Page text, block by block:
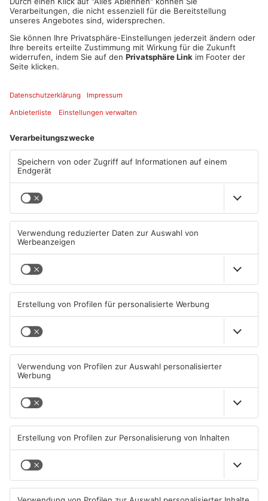
Doch ihre Suche bleibt nicht ungefährlich: Ein mysteriöser
Gegenspieler ist ihnen auf den Fersen und versucht, die
Wahrheit ans Licht zu bringen.
Am Ende steht die große Frage:
*Ist Anya wirklich Anastasia – oder nur eine sehr gute Illusion?
*
Das Musical verbindet historische Ereignisse mit Märchen,
Identität, Hoffnung und die Suche nach dem eigenen Platz in
Geheimtipp zu einer der größten Kulturattraktionen im
Landkreis entwickelt. Heute ist der engagierte Amateurverein
weit über die Region hinaus im gesamten deutschsprachigen
Zu den erfolgreichsten Produktionen zählen unter anderem
Artus – Excalibur, Das Phantom der Oper und Die drei
Musketiere, die das Publikum Jahr für Jahr begeistern.
Freuen Sie sich auf einen unvergesslichen Musicalabend in
einzigartiger Atmosphäre: In historischer Kulisse auf der
Clingenburg, hoch über den Dächern von Klingenberg am Main,
verschmelzen mitreißende Musik, beeindruckende
Erlebnis.
Datum und Uhrzeit
Do. 16. Juli 2026, 19:30 Uhr - Do. 16. Juli 2026, 23:00 Uhr
ICAL
Standort
Clingenburg
LOCATION LINK
ANZEIGE